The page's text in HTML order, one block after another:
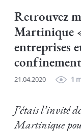
Retrouvez
Martinique
entreprises
21.04.2020 1
J’étais l’invité
Martinique